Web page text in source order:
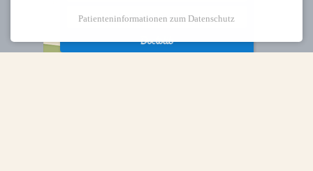
Anfrage senden
Patienteninformationen zum Datenschutz